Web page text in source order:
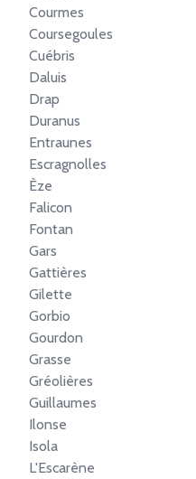
Courmes
Coursegoules
Cuébris
Daluis
Drap
Duranus
Entraunes
Escragnolles
Èze
Falicon
Fontan
Gars
Gattières
Gilette
Gorbio
Gourdon
Grasse
Gréolières
Guillaumes
Ilonse
Isola
L'Escarène